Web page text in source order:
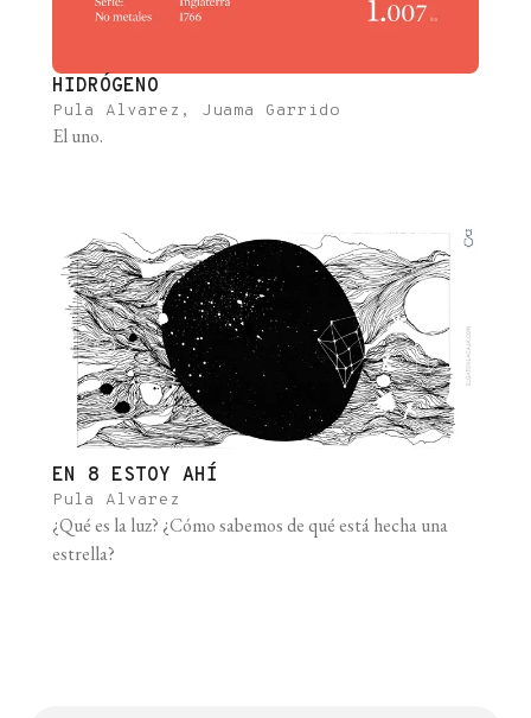
HIDRÓGENO
Pula Alvarez, Juama Garrido
El uno.
EN 8 ESTOY AHÍ
Pula Alvarez
¿Qué es la luz? ¿Cómo sabemos de qué está hecha una
estrella?